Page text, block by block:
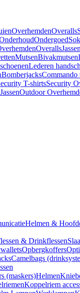
OverhemdenOveralls
Ondergoed
OverallsJassen
MutsenBivakmutsen
Lederen
BomberjacksCommando
T-shirtsSecurity
Outdoor
Helmen &
& Drinkflessen
Opbergkoffers
Camelbags
(maskers)Helmen
Koppelriem